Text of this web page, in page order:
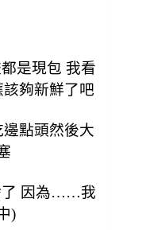
是現包 我看
該夠新鮮了吧
點頭然後大
因為……我
)